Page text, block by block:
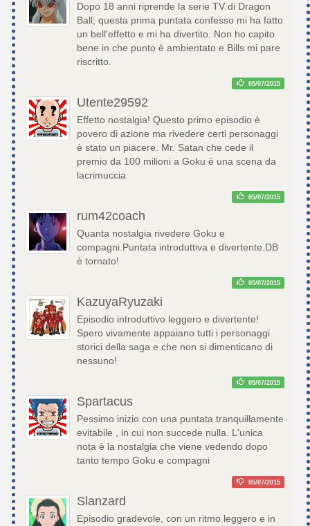
Dopo 18 anni riprende la serie TV di Dragon
Ball; questa prima puntata confesso mi ha fatto
un bell'effetto e mi ha divertito. Non ho capito
bene in che punto è ambientato e Bills mi pare
riscritto.
05/07/2015
Utente29592
Effetto nostalgia! Questo primo episodio è
povero di azione ma rivedere certi personaggi
è stato un piacere. Mr. Satan che cede il
premio da 100 milioni a Goku è una scena da
lacrimuccia
05/07/2015
rum42coach
Quanta nostalgia rivedere Goku e
compagni.Puntata introduttiva e divertente.DB
è tornato!
05/07/2015
KazuyaRyuzaki
Episodio introduttivo leggero e divertente!
Spero vivamente appaiano tutti i personaggi
storici della saga e che non si dimenticano di
nessuno!
05/07/2015
Spartacus
Pessimo inizio con una puntata tranquillamente
evitabile , in cui non succede nulla. L'unica
nota è la nostalgia che viene vedendo dopo
tanto tempo Goku e compagni
05/07/2015
Slanzard
Episodio gradevole, con un ritmo leggero e in